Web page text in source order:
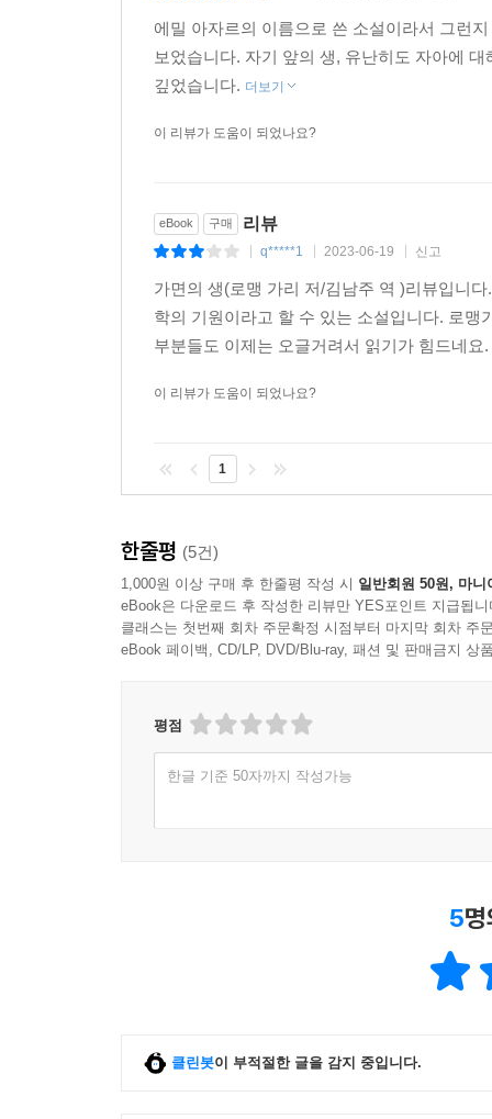
없는 듯하다. 이는 분명 뇌의 긴장을 풀고, 화자
자연인이 아닌 '작가'로서 마침표를 찍은 로맹 가
빌어먹을, 문학은 우리 모두보다 훨씬 더 위대하다
에밀 아자르의 이름으로 쓴 소설이라서 그런
보었습니다. 자기 앞의 생, 유난히도 자아에
깊었습니다. 더보기
이 리뷰가 도움이 되었나요?
eBook 구매 리뷰
q*****1 2023-06-19 신고
가면의 생(로맹 가리 저/김남주 역 )리뷰입니
학의 기원이라고 할 수 있는 소설입니다. 로
부분들도 이제는 오글거려서 읽기가 힘드네
이 리뷰가 도움이 되었나요?
1
한줄평 (5건)
1,000원 이상 구매 후 한줄평 작성 시 일반회원 50원, 마니
eBook은 다운로드 후 작성한 리뷰만 YES포인트 지급됩니
클래스는 첫번째 회차 주문확정 시점부터 마지막 회차 주
eBook 페이백, CD/LP, DVD/Blu-ray, 패션 및 판매금지 상
평점
한글 기준 50자까지 작성가능
5
클린봇이 부적절한 글을 감지 중입니다.